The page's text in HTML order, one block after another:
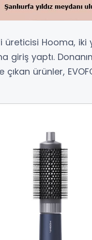
üreticisi Hooma,
giriş yaptı.
ürünler,